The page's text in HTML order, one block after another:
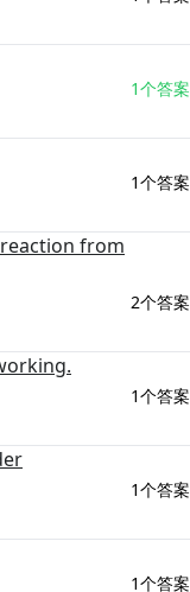
1个答案
1个答案
from
2个答案
1个答案
1个答案
1个答案